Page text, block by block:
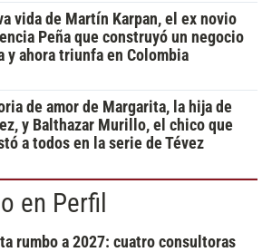
vida de Martín Karpan, el ex novio
Peña que construyó un negocio
y ahora triunfa en Colombia
de amor de Margarita, la hija de
y Balthazar Murillo, el chico que
a todos en la serie de Tévez
en Perfil
rumbo a 2027: cuatro consultoras